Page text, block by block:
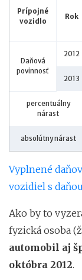
Prípojné
vozidlo
Rok
Daňová
povinnosť
2012
2013
percentuálny
nárast
absolútny nárast
Vyplnené
vozidiel s
Ako by to
fyzická osoba
automobil aj
októbra 2012.